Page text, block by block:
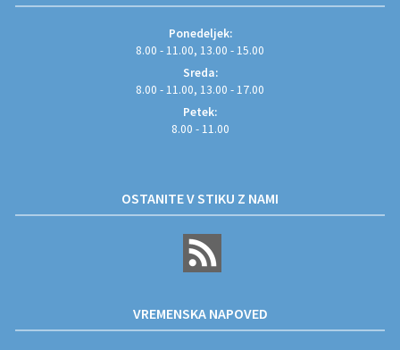
Ponedeljek:
8.00 - 11.00, 13.00 - 15.00
Sreda:
8.00 - 11.00, 13.00 - 17.00
Petek:
8.00 - 11.00
OSTANITE V STIKU Z NAMI
VREMENSKA NAPOVED